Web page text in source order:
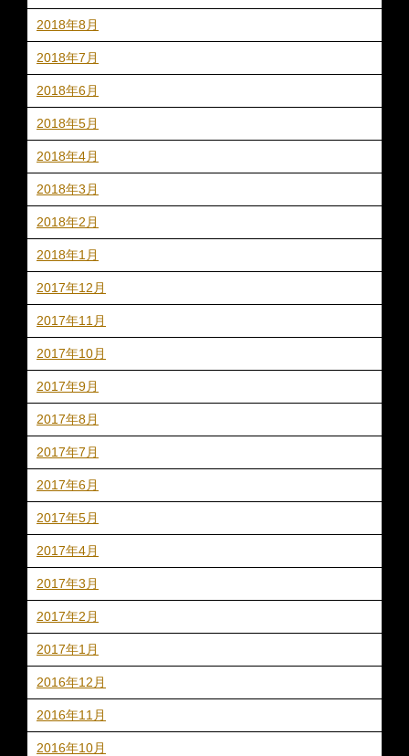
2018年8月
2018年7月
2018年6月
2018年5月
2018年4月
2018年3月
2018年2月
2018年1月
2017年12月
2017年11月
2017年10月
2017年9月
2017年8月
2017年7月
2017年6月
2017年5月
2017年4月
2017年3月
2017年2月
2017年1月
2016年12月
2016年11月
2016年10月